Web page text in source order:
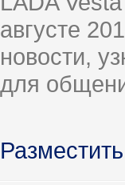
августе
новости,
для